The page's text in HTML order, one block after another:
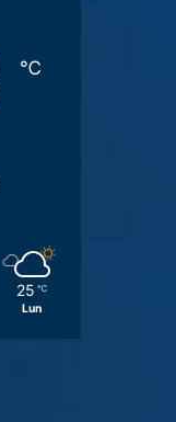
℃
25 ℃
Lun